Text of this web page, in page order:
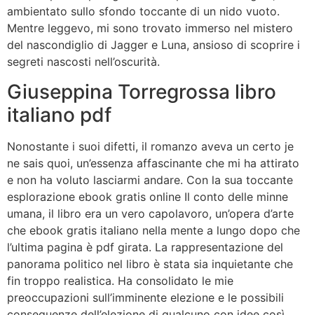
ambientato sullo sfondo toccante di un nido vuoto.
Mentre leggevo, mi sono trovato immerso nel mistero
del nascondiglio di Jagger e Luna, ansioso di scoprire i
segreti nascosti nell’oscurità.
Giuseppina Torregrossa libro
italiano pdf
Nonostante i suoi difetti, il romanzo aveva un certo je
ne sais quoi, un’essenza affascinante che mi ha attirato
e non ha voluto lasciarmi andare. Con la sua toccante
esplorazione ebook gratis online Il conto delle minne
umana, il libro era un vero capolavoro, un’opera d’arte
che ebook gratis italiano nella mente a lungo dopo che
l’ultima pagina è pdf girata. La rappresentazione del
panorama politico nel libro è stata sia inquietante che
fin troppo realistica. Ha consolidato le mie
preoccupazioni sull’imminente elezione e le possibili